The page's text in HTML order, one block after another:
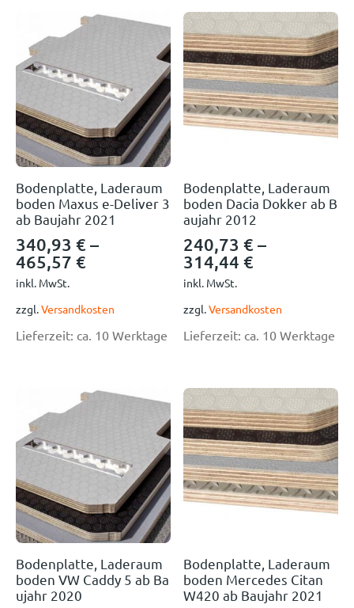
Bodenplatte, Laderaum
boden Maxus e-Deliver 3
ab Baujahr 2021
340,93 € –
465,57 €
inkl. MwSt.
zzgl.Versandkosten
Lieferzeit: ca. 10 Werktage
Bodenplatte, Laderaum
boden Dacia Dokker ab B
aujahr 2012
240,73€ –
314,44€
inkl. MwSt.
zzgl.Versandkosten
Lieferzeit: ca. 10 Werktage
Bodenplatte, Laderaum
boden VW Caddy 5 ab Ba
ujahr 2020
Bodenplatte, Laderaum
boden Mercedes Citan
W420 ab Baujahr 2021